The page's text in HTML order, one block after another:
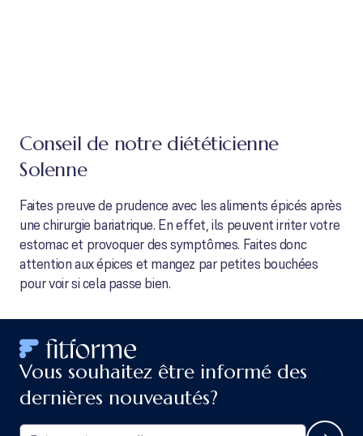
Conseil de notre diététicienne
Solenne
Faites preuve de prudence avec les aliments épicés après
une chirurgie bariatrique. En effet, ils peuvent irriter votre
estomac et provoquer des symptômes. Faites donc
attention aux épices et mangez par petites bouchées
pour voir si cela passe bien.
Vous souhaitez être informé des
dernières nouveautés?